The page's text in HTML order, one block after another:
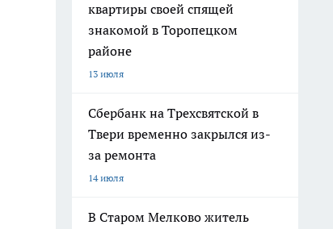
квартиры своей спящей
знакомой в Торопецком
районе
13 июля
Сбербанк на Трехсвятской в
Твери временно закрылся из-
за ремонта
14 июля
В Старом Мелково житель